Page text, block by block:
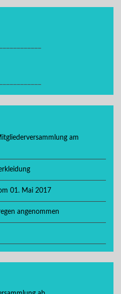
am
01. Mai 2017
angenommen